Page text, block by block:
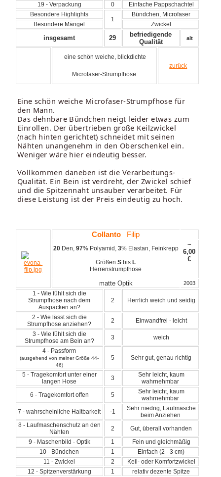
19 - Verpackung
0
Einfache Pappschachtel
Besondere Highlights
1
Bündchen, Microfaser
Besondere Mängel
Zwickel
insgesamt 29
befriedigende
Qualität
alt
eine schön weiche, blickdichte
Microfaser-Strumpfhose
zurück
Eine schön weiche Microfaser-Strumpfhose für
den Mann.
Das dehnbare Bündchen neigt leider etwas zum
Einrollen. Der übertrieben große Keilzwickel
(nach hinten gerichtet) schneidet mit seinen
Nähten unangenehm in den Oberschenkel ein.
Weniger wäre hier eindeutig besser.
Vollkommen daneben ist die Verarbeitungs-
Qualität. Ein Bein ist verdreht, der Zwickel schief
und die Spitzennaht unsauber verarbeitet. Für
diese Leistung ist der Preis eindeutig zu hoch.
Collanto Filip
20Den, 97% Polyamid, 3% Elastan, Feinkrepp
GrößenS bisL
Herrenstrumpfhose
~
6,00
€
matte Optik 2003
1 - Wie fühlt sich die
Strumpfhose nach dem
Auspacken an?
2 Herrlich weich und seidig
2 - Wie lässt sich die
Strumpfhose anziehen?
2
Einwandfrei - leicht
3 - Wie fühlt sich die
Strumpfhose am Bein an?
3
weich
4 - Passform
(ausgehend von meiner Größe 44-
46)
5 Sehr gut, genau richtig
5 - Tragekomfort unter einer
langen Hose
3
Sehr leicht, kaum
wahrnehmbar
6 - Tragekomfort offen
5
Sehr leicht, kaum
wahrnehmbar
7 - wahrscheinliche Haltbarkeit
-1
Sehr niedrig, Laufmasche
beim Anziehen
8 - Laufmaschenschutz an den
Nähten
2
Gut, überall vorhanden
9 - Maschenbild - Optik
1
Fein und gleichmäßig
10 - Bündchen
1
Einfach (2 - 3 cm)
11 - Zwickel
2
Keil- oder Komfortzwickel
12 - Spitzenverstärkung
1
relativ dezente Spitze